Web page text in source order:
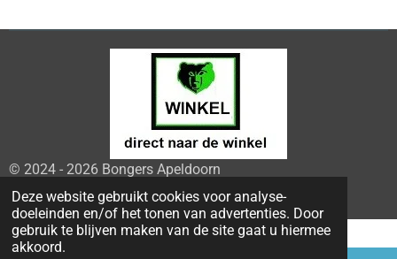
Deze website gebruikt cookies voor analyse-
doeleinden en/of het tonen van advertenties. Door
gebruik te blijven maken van de site gaat u hiermee
akkoord.
© 2024 - 2026 Bongers Apeldoorn
Powered byJouwWeb